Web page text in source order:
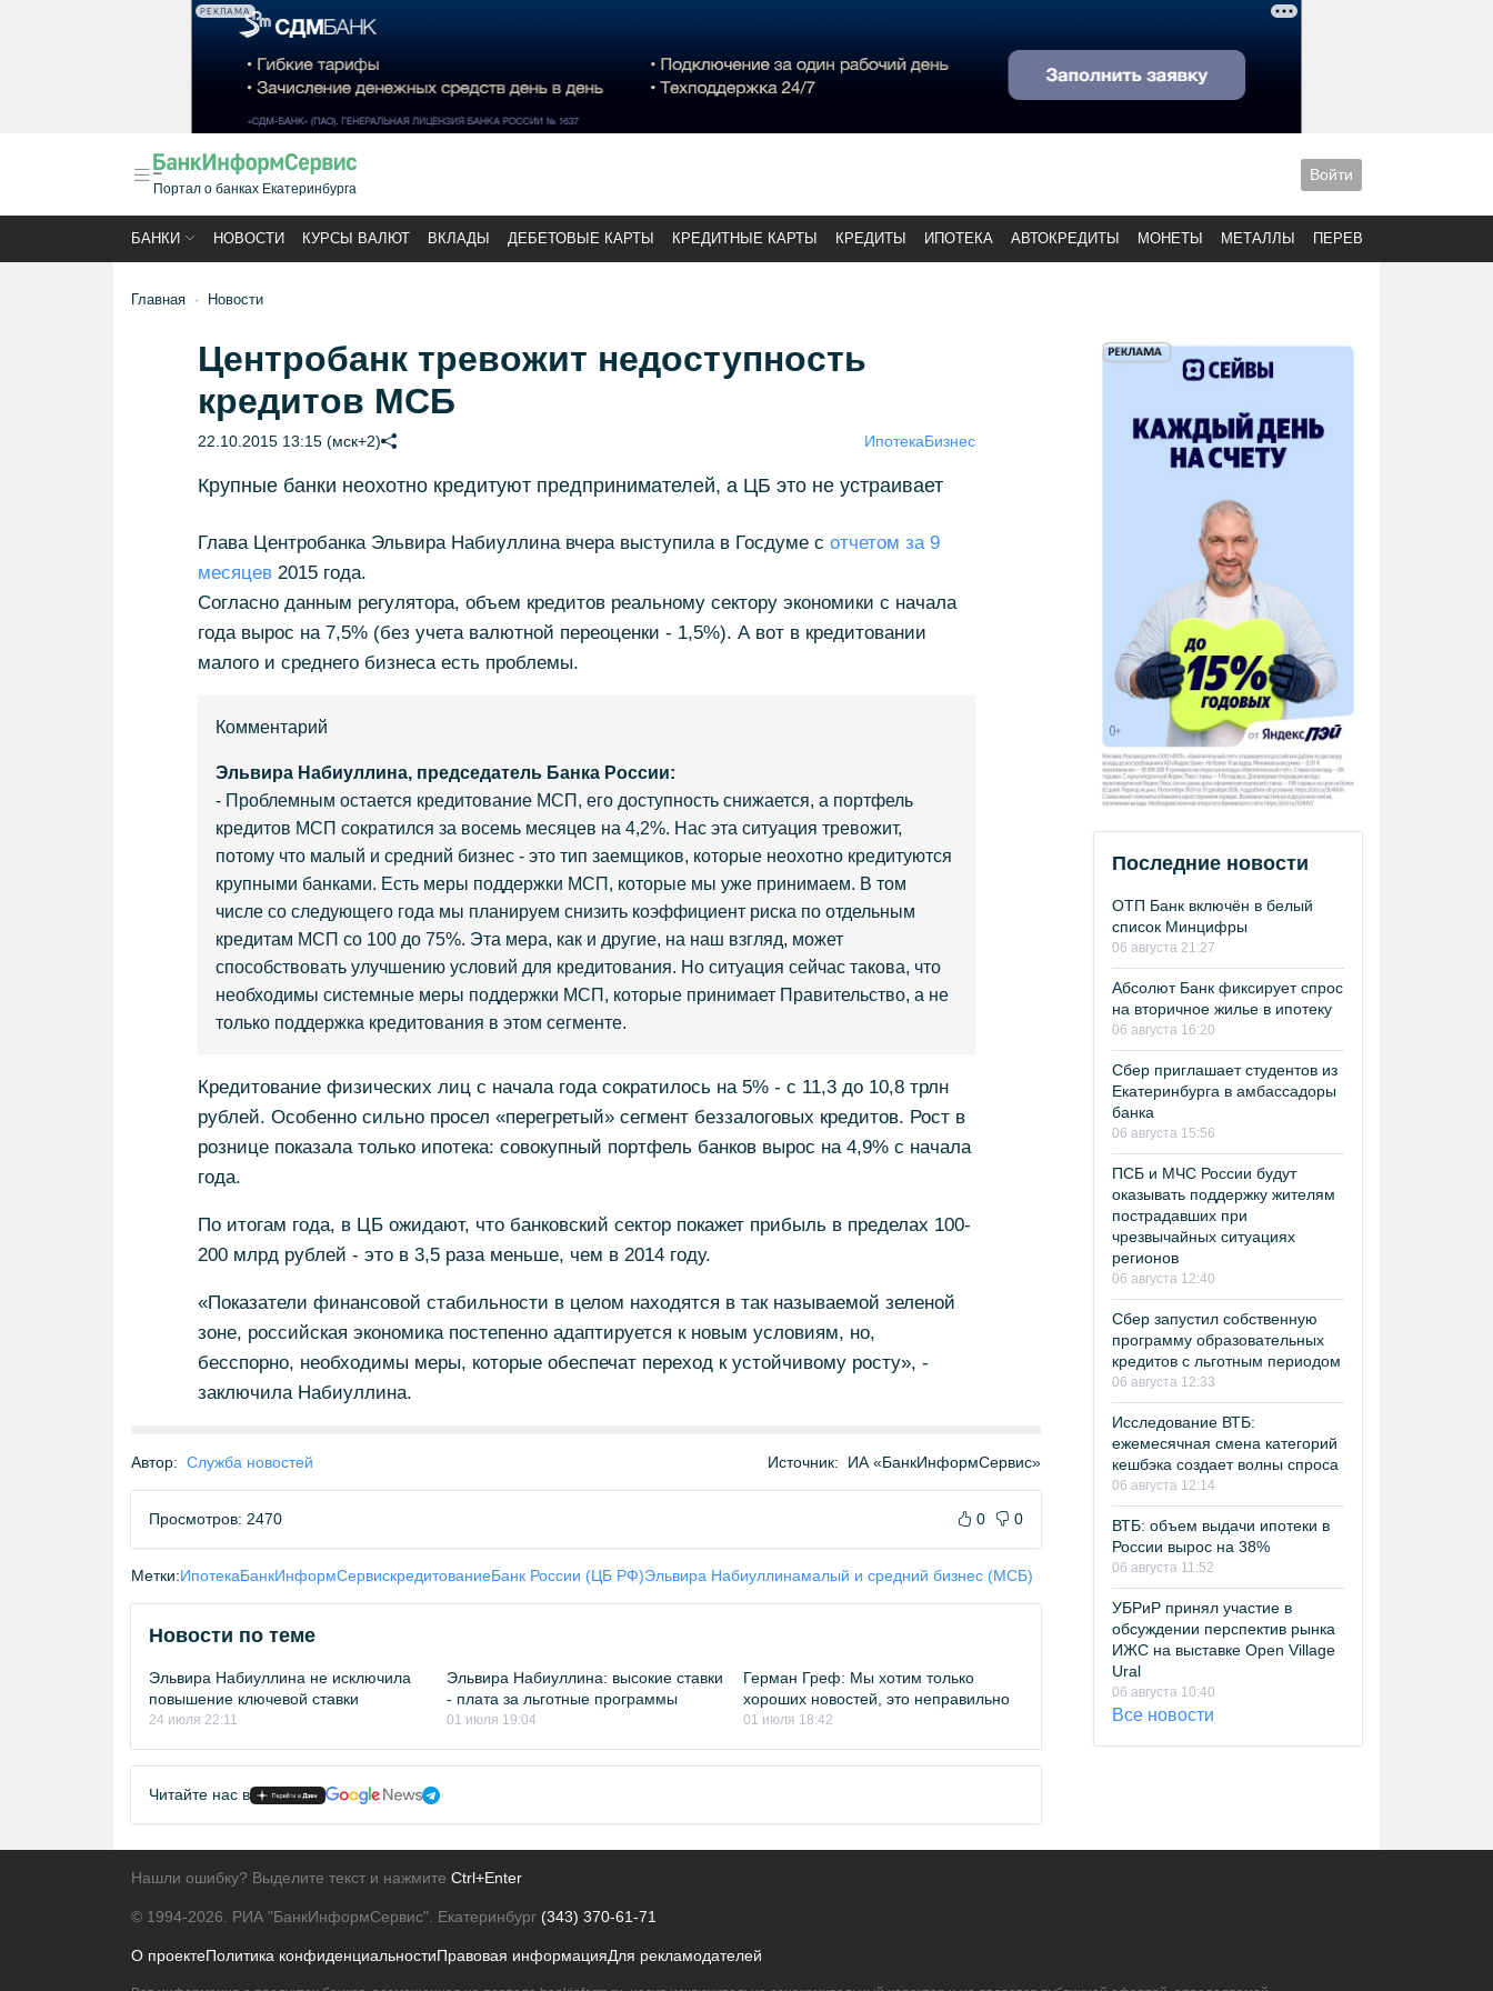
РЕКЛАМА
Портал о банках Екатеринбурга
Войти
БАНКИ НОВОСТИ КУРСЫ ВАЛЮТ ВКЛАДЫ ДЕБЕТОВЫЕ КАРТЫ КРЕДИТНЫЕ КАРТЫ КРЕДИТЫ ИПОТЕКА АВТОКРЕДИТЫ МОНЕТЫ МЕТАЛЛЫ ПЕРЕВОДЫ
Главная Новости
Центробанк тревожит недоступность
кредитов МСБ
22.10.2015 13:15 (мск+2) ИпотекаБизнес
Крупные банки неохотно кредитуют предпринимателей, а ЦБ это не устраивает
Глава Центробанка Эльвира Набиуллина вчера выступила в Госдуме с отчетом за 9
месяцев2015 года.
Согласно данным регулятора, объем кредитов реальному сектору экономики с начала
года вырос на 7,5% (без учета валютной переоценки - 1,5%). А вот в кредитовании
малого и среднего бизнеса есть проблемы.
Комментарий
Эльвира Набиуллина, председатель Банка России:
- Проблемным остается кредитование МСП, его доступность снижается, а портфель
кредитов МСП сократился за восемь месяцев на 4,2%. Нас эта ситуация тревожит,
потому что малый и средний бизнес - это тип заемщиков, которые неохотно кредитуются
крупными банками. Есть меры поддержки МСП, которые мы уже принимаем. В том
числе со следующего года мы планируем снизить коэффициент риска по отдельным
кредитам МСП со 100 до 75%. Эта мера, как и другие, на наш взгляд, может
способствовать улучшению условий для кредитования. Но ситуация сейчас такова, что
необходимы системные меры поддержки МСП, которые принимает Правительство, а не
только поддержка кредитования в этом сегменте.
Кредитование физических лиц с начала года сократилось на 5% - с 11,3 до 10,8 трлн
рублей. Особенно сильно просел «перегретый» сегмент беззалоговых кредитов. Рост в
рознице показала только ипотека: совокупный портфель банков вырос на 4,9% с начала
года.
По итогам года, в ЦБ ожидают, что банковский сектор покажет прибыль в пределах 100-
200 млрд рублей - это в 3,5 раза меньше, чем в 2014 году.
«Показатели финансовой стабильности в целом находятся в так называемой зеленой
зоне, российская экономика постепенно адаптируется к новым условиям, но,
бесспорно, необходимы меры, которые обеспечат переход к устойчивому росту», -
заключила Набиуллина.
Автор: Служба новостей Источник: ИА «БанкИнформСервис»
Просмотров: 2470 0 0
Метки:ИпотекаБанкИнформСервискредитованиеБанк России (ЦБ РФ)Эльвира Набиуллинамалый и средний бизнес (МСБ)
Новости по теме
Эльвира Набиуллина не исключила
повышение ключевой ставки
24 июля 22:11
Эльвира Набиуллина: высокие ставки
- плата за льготные программы
01 июля 19:04
Герман Греф: Мы хотим только
хороших новостей, это неправильно
01 июля 18:42
Читайте нас в
Последние новости
ОТП Банк включён в белый
список Минцифры
06 августа 21:27
Абсолют Банк фиксирует спрос
на вторичное жилье в ипотеку
06 августа 16:20
Сбер приглашает студентов из
Екатеринбурга в амбассадоры
банка
06 августа 15:56
ПСБ и МЧС России будут
оказывать поддержку жителям
пострадавших при
чрезвычайных ситуациях
регионов
06 августа 12:40
Сбер запустил собственную
программу образовательных
кредитов с льготным периодом
06 августа 12:33
Исследование ВТБ:
ежемесячная смена категорий
кешбэка создает волны спроса
06 августа 12:14
ВТБ: объем выдачи ипотеки в
России вырос на 38%
06 августа 11:52
УБРиР принял участие в
обсуждении перспектив рынка
ИЖС на выставке Open Village
Ural
06 августа 10:40
Все новости
Нашли ошибку? Выделите текст и нажмите Ctrl+Enter
© 1994-2026. РИА "БанкИнформСервис". Екатеринбург (343) 370-61-71
О проектеПолитика конфиденциальностиПравовая информацияДля рекламодателей